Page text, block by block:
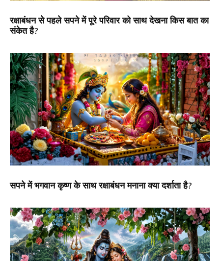
रक्षाबंधन से पहले सपने में पूरे परिवार को साथ देखना किस बात का
संकेत है?
सपने में भगवान कृष्ण के साथ रक्षाबंधन मनाना क्या दर्शाता है?